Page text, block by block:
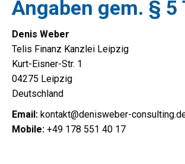
Angaben gem. § 5
Denis Weber
Telis Finanz Kanzlei Leipzig
Kurt-Eisner-Str. 1
04275 Leipzig
Deutschland
Email: kontakt@denisweber-
Mobile: +49 178 551 40 17